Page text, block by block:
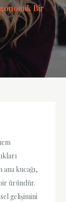
Bir
ana kucağı,
üründür.
gelişimini